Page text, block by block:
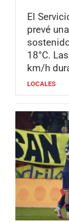
El
prevé
18°C.
km/h
LOCALES